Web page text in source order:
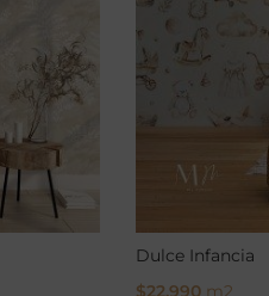
Dulce Infancia
$22.990m2